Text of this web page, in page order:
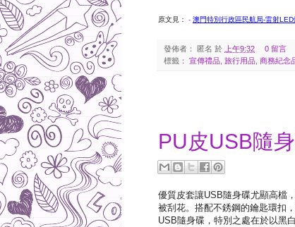
原文見： - 澳門特別行政區民航局-雷射
發佈者： 匿名 於 上午9:32
0 留言
標籤： 宣傳禮品 旅行用品 商務紀念
PU皮USB隨
優質皮套讓USB隨身碟尤顯高檔
被刮花。搭配不銹鋼的鑰匙環扣
USB隨身碟，特別之處在於以黑